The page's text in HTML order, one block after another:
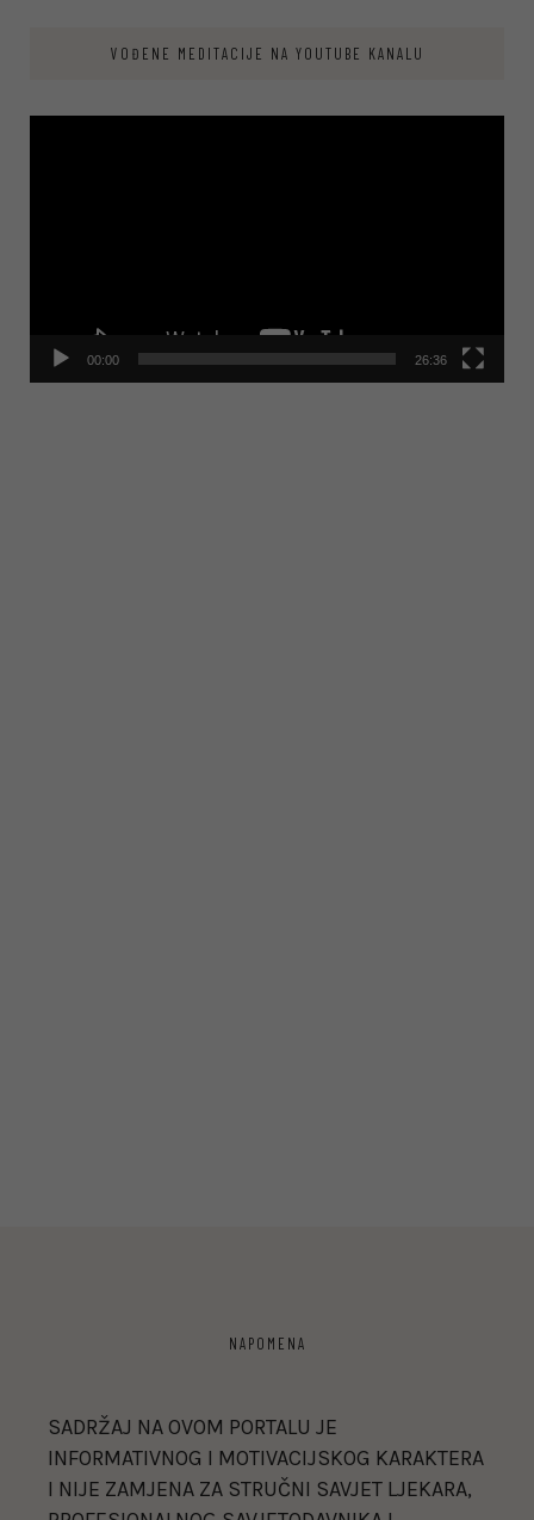
VOĐENE MEDITACIJE NA YOUTUBE KANALU
00:00 26:36
NAPOMENA
SADRŽAJ NA OVOM PORTALU JE
INFORMATIVNOG I MOTIVACIJSKOG KARAKTERA
I NIJE ZAMJENA ZA STRUČNI SAVJET LJEKARA,